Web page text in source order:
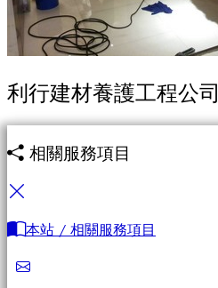
利行建材養護工程公司
相關服務項目
本站 / 相關服務項目